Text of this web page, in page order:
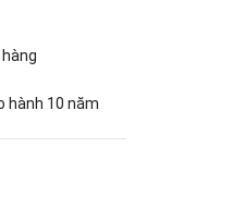
hành 10 năm